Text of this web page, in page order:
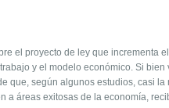
el proyecto de ley que incrementa
y el modelo económico. Si bien
que, según algunos estudios, casi la
a áreas exitosas de la economía,